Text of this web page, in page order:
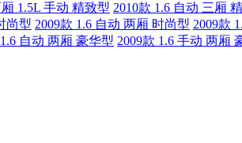
1.5L 手动 精致型 2010款 1.6 自动 三厢
尚型 2009款 1.6 自动 两厢 时尚型 2009款
自动 两厢 豪华型 2009款 1.6 手动 两厢